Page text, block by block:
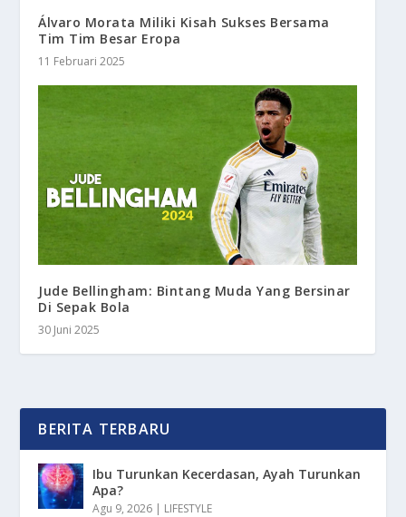
Álvaro Morata Miliki Kisah Sukses Bersama
Tim Tim Besar Eropa
11 Februari 2025
Jude Bellingham: Bintang Muda Yang Bersinar
Di Sepak Bola
30 Juni 2025
BERITA TERBARU
Ibu Turunkan Kecerdasan, Ayah Turunkan
Apa?
Agu 9, 2026 | LIFESTYLE